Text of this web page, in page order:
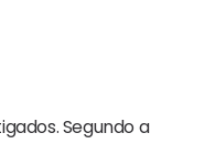
Segundo a